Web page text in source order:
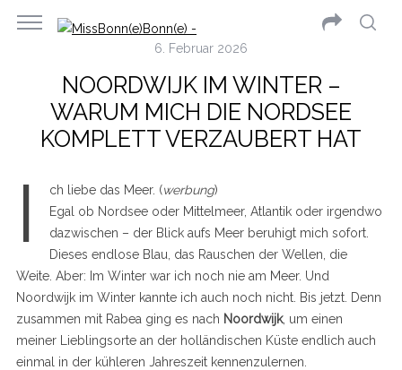
6. Februar 2026
NOORDWIJK IM WINTER –
WARUM MICH DIE NORDSEE
KOMPLETT VERZAUBERT HAT
I ch liebe das Meer. (werbung)
Egal ob Nordsee oder Mittelmeer, Atlantik oder irgendwo
dazwischen – der Blick aufs Meer beruhigt mich sofort.
Dieses endlose Blau, das Rauschen der Wellen, die
Weite. Aber: Im Winter war ich noch nie am Meer. Und
Noordwijk im Winter kannte ich auch noch nicht. Bis jetzt. Denn
zusammen mit Rabea ging es nach Noordwijk, um einen
meiner Lieblingsorte an der holländischen Küste endlich auch
einmal in der kühleren Jahreszeit kennenzulernen.